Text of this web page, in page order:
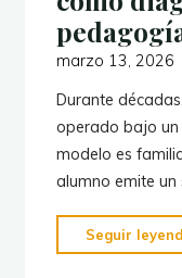
marzo 13, 2026
Durante
operado bajo un
modelo es
alumno emite un
Seguir